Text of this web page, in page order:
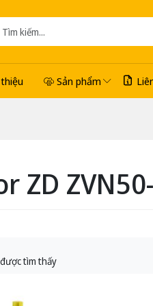
Sản phẩm
ZD
tìm thấy